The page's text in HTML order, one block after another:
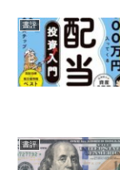
書評
書評